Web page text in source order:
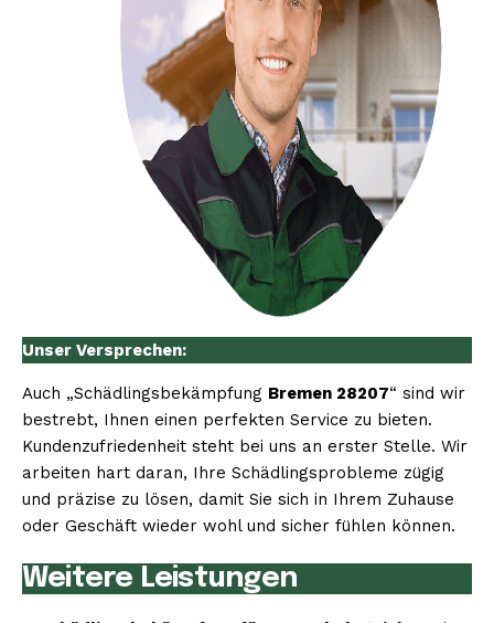
Unser Versprechen:
Auch „Schädlingsbekämpfung Bremen 28207“ sind wir
bestrebt, Ihnen einen perfekten Service zu bieten.
Kundenzufriedenheit steht bei uns an erster Stelle. Wir
arbeiten hart daran, Ihre Schädlingsprobleme zügig
und präzise zu lösen, damit Sie sich in Ihrem Zuhause
oder Geschäft wieder wohl und sicher fühlen können.
Weitere Leistungen